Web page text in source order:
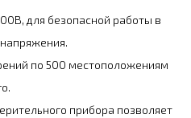
для безопасной работы в
по 500 местоположениям
прибора позволяет